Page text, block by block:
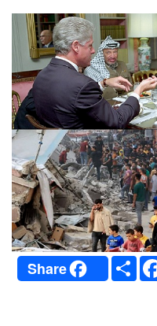
Share S
h
a